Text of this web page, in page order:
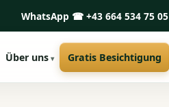
WhatsApp ☎ +43 664 534 75 05
Über uns Gratis Besichtigung